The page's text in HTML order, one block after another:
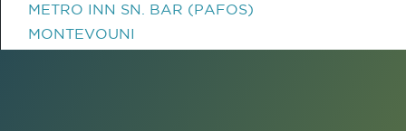
METRO INN SN. BAR (PAFOS)
MONTEVOUNI